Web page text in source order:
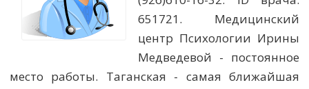
651721. Медицинский
центр Психологии Ирины
Медведевой - постоянное
место работы. Таганская - самая ближайшая